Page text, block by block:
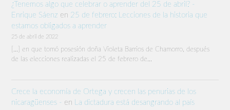
¿Tenemos algo que celebrar o aprender del 25 de abril? -
Enrique Sáenz en 25 de febrero: Lecciones de la historia que
estamos obligados a aprender
25 de abril de 2022
[…] en que tomó posesión doña Violeta Barrios de Chamorro, después
de las elecciones realizadas el 25 de febrero de…
Crece la economía de Ortega y crecen las penurias de los
nicaragüenses - en La dictadura está desangrando al país